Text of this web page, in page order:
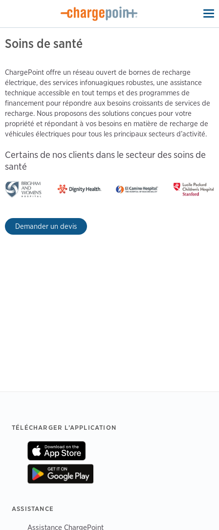
Soins de santé
ChargePoint offre un réseau ouvert de bornes de recharge
électrique, des services infonuagiques robustes, une assistance
technique accessible en tout temps et des programmes de
financement pour répondre aux besoins croissants de services de
recharge. Nous proposons des solutions conçues pour votre
propriété et répondant à vos besoins en matière de recharge de
véhicules électriques pour tous les principaux secteurs d’activité.
Certains de nos clients dans le secteur des soins de
santé
Demander un devis
Footer
TÉLÉCHARGER L’APPLICATION
ASSISTANCE
Assistance ChargePoint